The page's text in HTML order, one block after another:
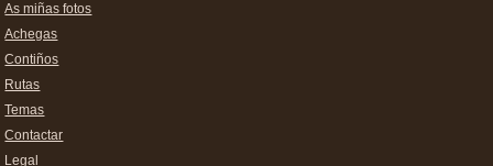
As miñas fotos
Achegas
Contiños
Rutas
Temas
Contactar
Legal